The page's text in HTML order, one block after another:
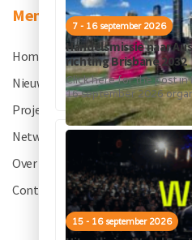
7 - 16 september 2026
Handelsmissie naar
richting Brisbane 2032
Click here for the post in
16 september 2026
Forum in...
15 - 16 september 2026
Menu
Home
Nieuws
Projecten
Netwerk
Over OSF
Contact